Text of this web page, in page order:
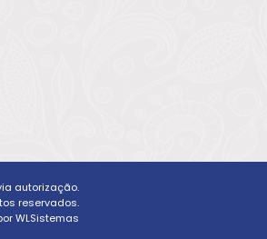
autorização.
reservados.
WLSistemas